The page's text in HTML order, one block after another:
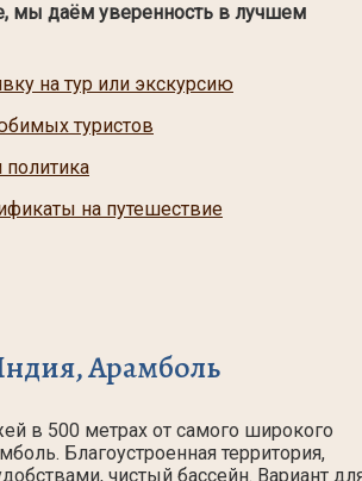
мы даём уверенность в лучшем
на тур или экскурсию
туристов
на путешествие
Арамболь
в 500 метрах от самого широкого
Благоустроенная территория,
чистый бассейн. Вариант